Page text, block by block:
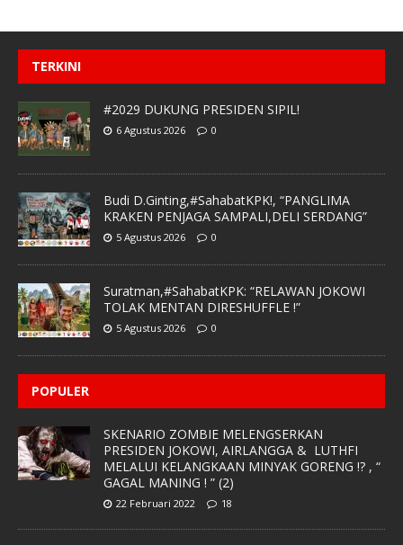
TERKINI
#2029 DUKUNG PRESIDEN SIPIL!
6 Agustus 2026 0
Budi D.Ginting,#SahabatKPK!, “PANGLIMA
KRAKEN PENJAGA SAMPALI,DELI SERDANG”
5 Agustus 2026 0
Suratman,#SahabatKPK: “RELAWAN JOKOWI
TOLAK MENTAN DIRESHUFFLE !”
5 Agustus 2026 0
POPULER
SKENARIO ZOMBIE MELENGSERKAN
PRESIDEN JOKOWI, AIRLANGGA & LUTHFI
MELALUI KELANGKAAN MINYAK GORENG !? , “
GAGAL MANING ! ” (2)
22 Februari 2022 18